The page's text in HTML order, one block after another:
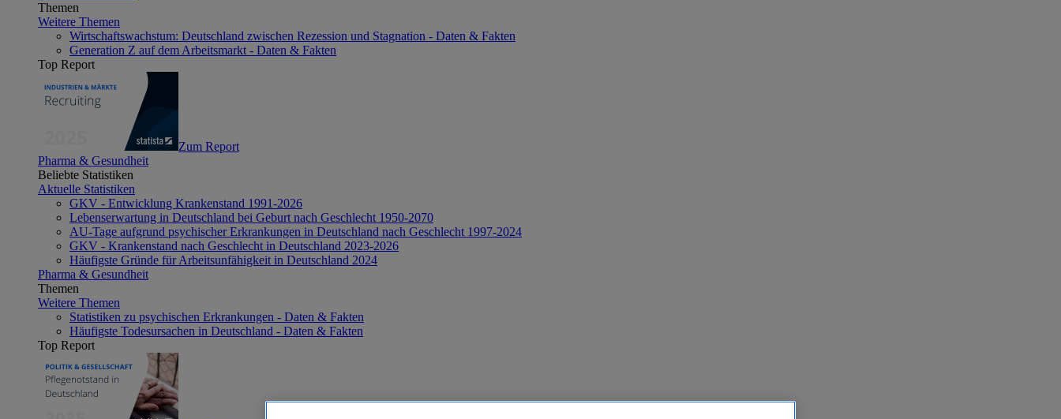
Themen
Weitere Themen
Wirtschaftswachstum: Deutschland zwischen Rezession und Stagnation - Daten & Fakten
Generation Z auf dem Arbeitsmarkt - Daten & Fakten
Top Report
Zum Report
Pharma & Gesundheit
Beliebte Statistiken
Aktuelle Statistiken
GKV - Entwicklung Krankenstand 1991-2026
Lebenserwartung in Deutschland bei Geburt nach Geschlecht 1950-2070
AU-Tage aufgrund psychischer Erkrankungen in Deutschland nach Geschlecht 1997-2024
GKV - Krankenstand nach Geschlecht in Deutschland 2023-2026
Häufigste Gründe für Arbeitsunfähigkeit in Deutschland 2024
Pharma & Gesundheit
Themen
Weitere Themen
Statistiken zu psychischen Erkrankungen - Daten & Fakten
Häufigste Todesursachen in Deutschland - Daten & Fakten
Top Report